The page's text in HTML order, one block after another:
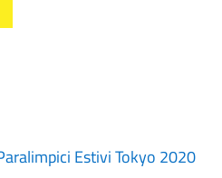
Estivi Tokyo 2020